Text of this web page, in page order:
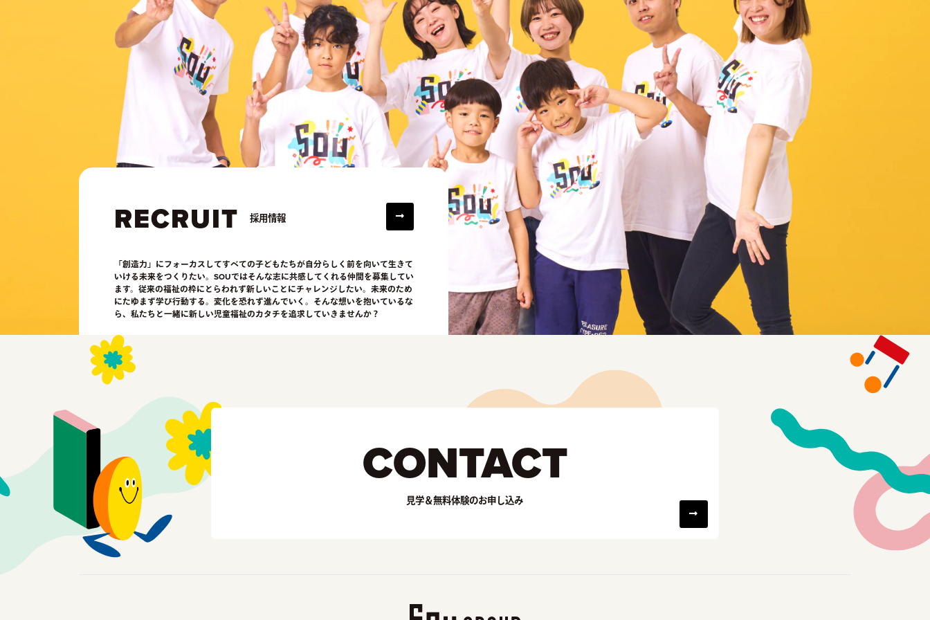
RECRUIT 採用情報
「創造力」にフォーカスしてすべての子どもたちが自分らしく前を向いて生きて
いける未来をつくりたい。SOUではそんな志に共感してくれる仲間を募集してい
ます。従来の福祉の枠にとらわれず新しいことにチャレンジしたい。未来のため
にたゆまず学び行動する。変化を恐れず進んでいく。そんな想いを抱いているな
ら、私たちと一緒に新しい児童福祉のカタチを追求していきませんか？
CONTACT
見学＆無料体験のお申し込み